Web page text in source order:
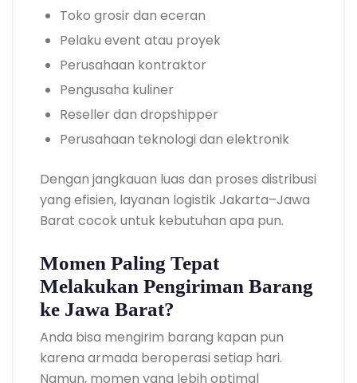
Toko grosir dan eceran
Pelaku event atau proyek
Perusahaan kontraktor
Pengusaha kuliner
Reseller dan dropshipper
Perusahaan teknologi dan elektronik
Dengan jangkauan luas dan proses distribusi
yang efisien, layanan logistik Jakarta–Jawa
Barat cocok untuk kebutuhan apa pun.
Momen Paling Tepat
Melakukan Pengiriman Barang
ke Jawa Barat?
Anda bisa mengirim barang kapan pun
karena armada beroperasi setiap hari.
Namun, momen yang lebih optimal